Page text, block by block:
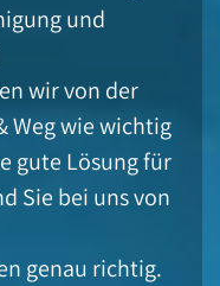
und
wir von der
Weg wie wichtig
gute Lösung für
Sie bei uns von
genau richtig.